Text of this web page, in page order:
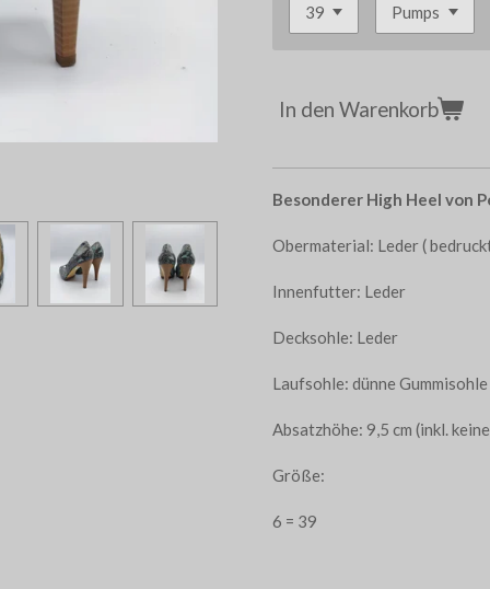
In den Warenkorb
Besonderer High Heel von
Obermaterial: Leder (
Innenfutter: Leder
Decksohle: Leder
Laufsohle: dünne Gummisohle
Absatzhöhe: 9,5 cm (inkl.
Größe:
6 = 39